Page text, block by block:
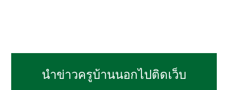
นำข่าวครูบ้านนอกไปติดเว็บ